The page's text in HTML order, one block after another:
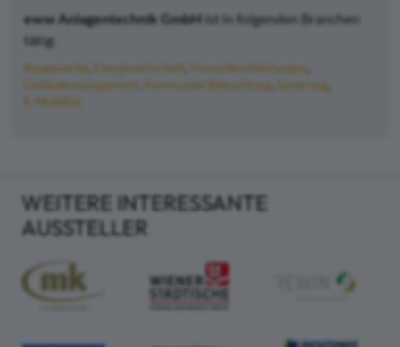
eww Anlagentechnik GmbH ist in folgenden Branchen
tätig:
Baugewerbe Energiewirtschaft
Finanzdienstleistungen
Gebäudemanagement
Kommunale Beleuchtung
Sanierung
E-Mobilität
WEITERE INTERESSANTE
AUSSTELLER